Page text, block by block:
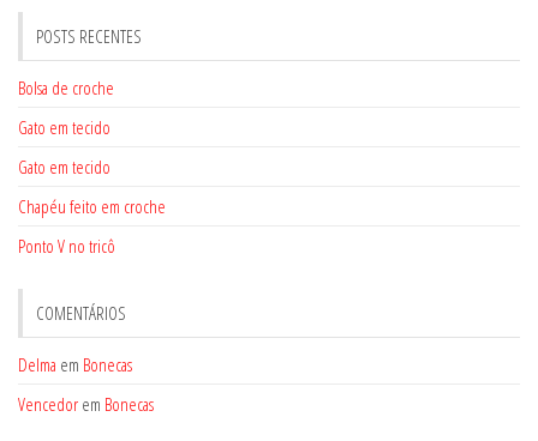
POSTS RECENTES
Bolsa de croche
Gato em tecido
Gato em tecido
Chapéu feito em croche
Ponto V no tricô
COMENTÁRIOS
Delma em Bonecas
Vencedor em Bonecas